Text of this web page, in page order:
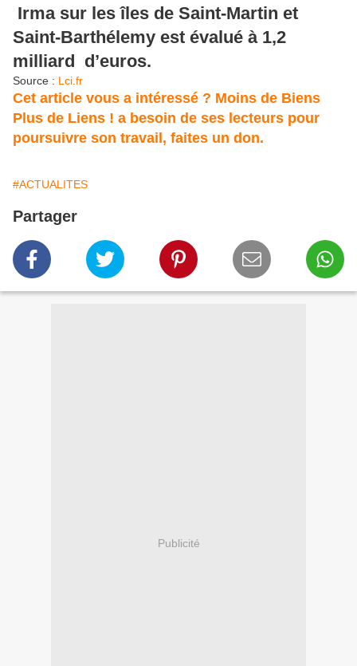
Irma sur les îles de Saint-Martin et
Saint-Barthélemy est évalué à 1,2
milliard d’euros.
Source : Lci.fr
Cet article vous a intéressé ? Moins de Biens
Plus de Liens ! a besoin de ses lecteurs pour
poursuivre son travail, faites un don.
#ACTUALITES
Partager
Publicité